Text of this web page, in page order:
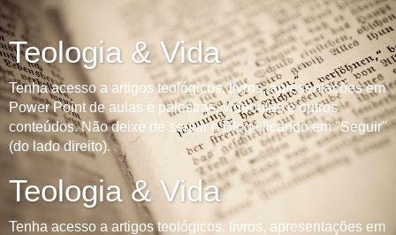
Teologia & Vida
Tenha acesso a artigos teológicos, livros, apresentações em
Power Point de aulas e palestras, videoulas e outros
conteúdos. Não deixe de seguir o Blog clicando em "Seguir"
(do lado direito).
Teologia & Vida
Tenha acesso a artigos teológicos, livros, apresentações em